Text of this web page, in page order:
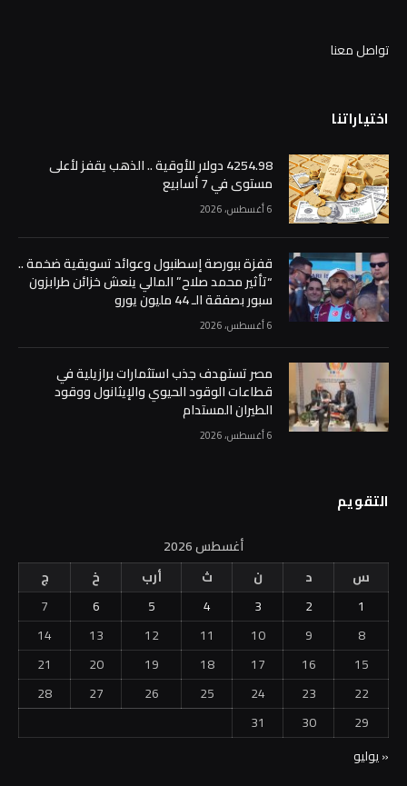
تواصل معنا
اختياراتنا
4254.98 دولار للأوقية .. الذهب يقفز لأعلى
مستوى في 7 أسابيع
6 أغسطس، 2026
قفزة ببورصة إسطنبول وعوائد تسويقية ضخمة ..
“تأثير محمد صلاح” المالي ينعش خزائن طرابزون
سبور بصفقة الـ 44 مليون يورو
6 أغسطس، 2026
مصر تستهدف جذب استثمارات برازيلية في
قطاعات الوقود الحيوي والإيثانول ووقود
الطيران المستدام
6 أغسطس، 2026
التقويم
أغسطس 2026
س
د ن ث أرب خ
ج
1
2
3
4
5
6
7
8
9
10
11
12
13
14
15
16
17
18
19
20
21
22
23
24
25
26
27
28
29
30
31
« يوليو